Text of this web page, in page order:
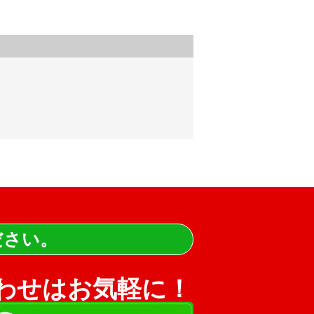
い。
せはお気軽に！